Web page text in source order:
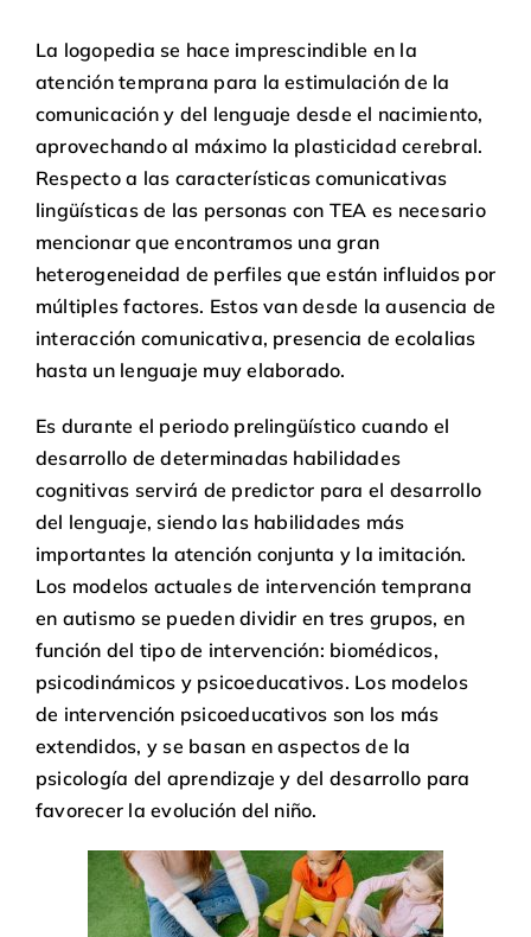
La logopedia se hace imprescindible en la
atención temprana para la estimulación de la
comunicación y del lenguaje desde el nacimiento,
aprovechando al máximo la plasticidad cerebral.
Respecto a las características comunicativas
lingüísticas de las personas con TEA es necesario
mencionar que encontramos una gran
heterogeneidad de perfiles que están influidos por
múltiples factores. Estos van desde la ausencia de
interacción comunicativa, presencia de ecolalias
hasta un lenguaje muy elaborado.
Es durante el periodo prelingüístico cuando el
desarrollo de determinadas habilidades
cognitivas servirá de predictor para el desarrollo
del lenguaje, siendo las habilidades más
importantes la atención conjunta y la imitación.
Los modelos actuales de intervención temprana
en autismo se pueden dividir en tres grupos, en
función del tipo de intervención: biomédicos,
psicodinámicos y psicoeducativos. Los modelos
de intervención psicoeducativos son los más
extendidos, y se basan en aspectos de la
psicología del aprendizaje y del desarrollo para
favorecer la evolución del niño.